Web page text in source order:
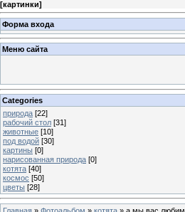
[картинки]
Форма входа
Меню сайта
Categories
природа [22]
рабочий стол [31]
животные [10]
под водой [30]
картины [0]
нарисованная природа [0]
котята [40]
космос [50]
цветы [28]